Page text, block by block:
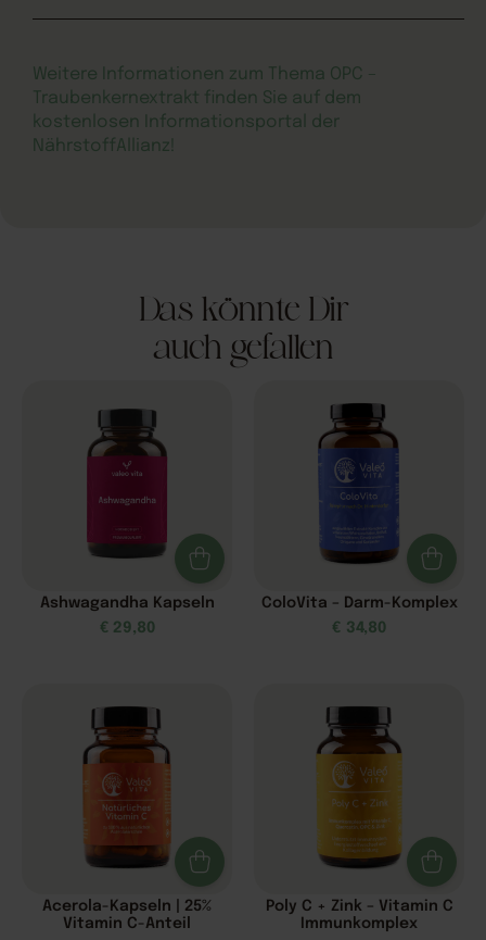
Weitere Informationen zum Thema OPC –
Traubenkernextrakt finden Sie auf dem
kostenlosen Informationsportal der
NährstoffAllianz!
Das könnte Dir
auch gefallen
Ashwagandha Kapseln
€ 29,80
ColoVita – Darm-Komplex
€ 34,80
Acerola-Kapseln | 25%
Vitamin C-Anteil
Poly C + Zink – Vitamin C
Immunkomplex